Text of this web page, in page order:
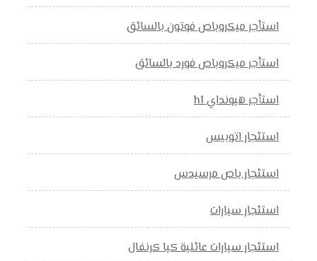
استأجر ميكروباص فوتون بالسائق
استأجر ميكروباص فورد بالسائق
استأجر هيونداي h1
استئجار اتوبيس
استئجار باص مرسيدس
استئجار سيارات
استئجار سيارات عائلية كيا كرنفال